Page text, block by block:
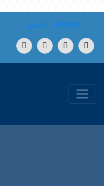
English فارسی